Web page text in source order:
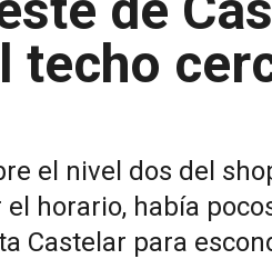
techo
el nivel dos del
horario, había
Castelar para